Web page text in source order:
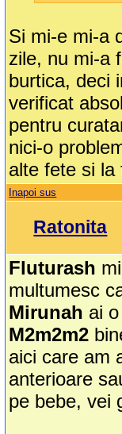
Si mi-e mi-a
zile, nu mi-a
burtica, deci
verificat
pentru
nici-o
alte fete si la
Inapoi sus
Ratonita
Fluturash
multumesc
Mirunah ai
M2m2m2
aici care am
anterioare
pe bebe, vei